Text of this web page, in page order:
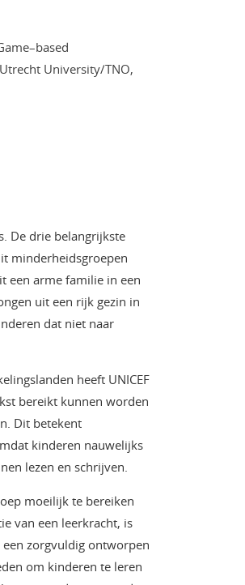
University/TNO,
De drie belangrijkste
minderheidsgroepen
een arme familie in een
uit een rijk gezin in
dat niet naar
heeft UNICEF
bereikt kunnen worden
Dit betekent
kinderen nauwelijks
lezen en schrijven.
moeilijk te bereiken
van een leerkracht, is
zorgvuldig ontworpen
om kinderen te leren